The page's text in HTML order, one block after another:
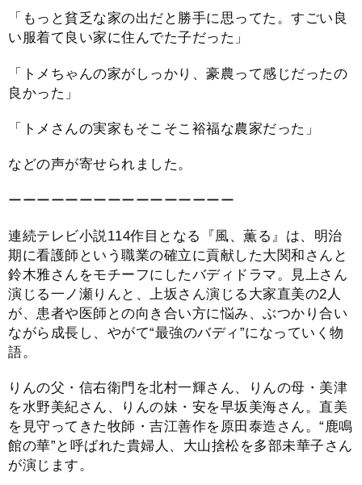
「もっと貧乏な家の出だと勝手に思ってた。すごい良
い服着て良い家に住んでた子だった」
「トメちゃんの家がしっかり、豪農って感じだったの
良かった」
「トメさんの実家もそこそこ裕福な農家だった」
などの声が寄せられました。
ーーーーーーーーーーーーーーーー
連続テレビ小説114作目となる『風、薫る』は、明治
期に看護師という職業の確立に貢献した大関和さんと
鈴木雅さんをモチーフにしたバディドラマ。見上さん
演じる一ノ瀬りんと、上坂さん演じる大家直美の2人
が、患者や医師との向き合い方に悩み、ぶつかり合い
ながら成長し、やがて“最強のバディ”になっていく物
語。
りんの父・信右衛門を北村一輝さん、りんの母・美津
を水野美紀さん、りんの妹・安を早坂美海さん。直美
を見守ってきた牧師・吉江善作を原田泰造さん。“鹿鳴
館の華”と呼ばれた貴婦人、大山捨松を多部未華子さん
が演じます。